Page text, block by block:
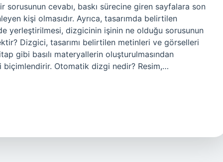
cevabı, baskı sürecine giren sayfalara son
kişi olmasıdır. Ayrıca, tasarımda belirtilen
yerleştirilmesi, dizgicinin işinin ne olduğu sorusunun
Dizgici, tasarımı belirtilen metinleri ve görselleri
gibi basılı materyallerin oluşturulmasından
biçimlendirir. Otomatik dizgi nedir? Resim,…